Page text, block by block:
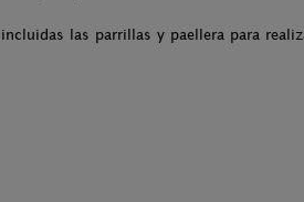
las parrillas y paellera para